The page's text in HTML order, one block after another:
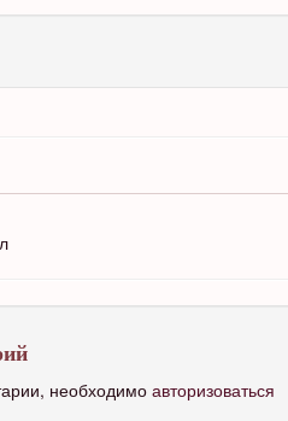
необходимо авторизоваться